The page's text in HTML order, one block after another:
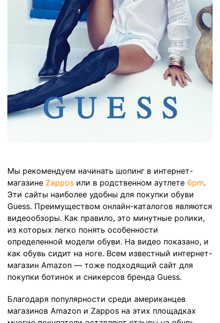
Мы рекомендуем начинать шопинг в интернет-
магазине Zappos или в родственном аутлете 6pm.
Эти сайты наиболее удобны для покупки обуви
Guess. Преимуществом онлайн-каталогов являются
видеообзоры. Как правило, это минутные ролики,
из которых легко понять особенности
определенной модели обуви. На видео показано, и
как обувь сидит на ноге. Всем известный интернет-
магазин Amazon — тоже подходящий сайт для
покупки ботинок и сникерсов бренда Guess.
Благодаря популярности среди американцев
магазинов Amazon и Zappos на этих площадках